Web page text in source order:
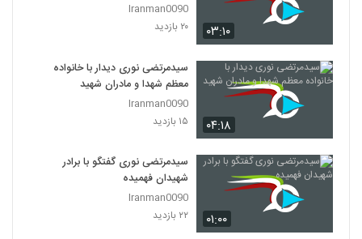
۰۳:۱۰
Iranman0090
۲۰ بازدید
۰۴:۱۸
سیدمرتضی نوری دیدار با خانواده
معظم شهدا و مادران شهید
Iranman0090
۱۵ بازدید
۰۱:۰۰
سیدمرتضی نوری گفتگو با برادر
شهیدان فهمیده
Iranman0090
۲۲ بازدید